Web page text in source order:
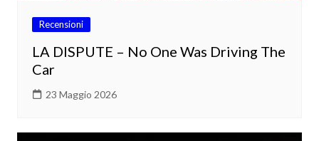
Recensioni
LA DISPUTE – No One Was Driving The
Car
23 Maggio 2026